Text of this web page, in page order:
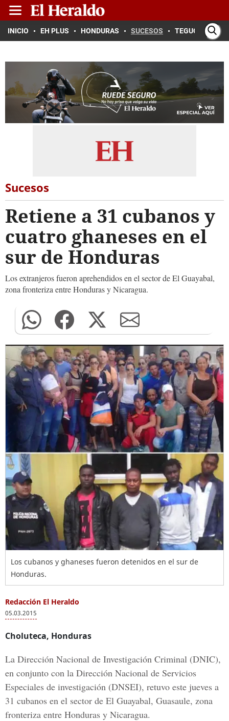
INICIO EH PLUS HONDURAS SUCESOS TEGUCIGALPA
Sucesos
Retiene a 31 cubanos y
cuatro ghaneses en el
sur de Honduras
Los extranjeros fueron aprehendidos en el sector de El Guayabal,
zona fronteriza entre Honduras y Nicaragua.
Los cubanos y ghaneses fueron detenidos en el sur de
Honduras.
Redacción El Heraldo
05.03.2015
Choluteca, Honduras
La Dirección Nacional de Investigación Criminal (DNIC),
en conjunto con la Dirección Nacional de Servicios
Especiales de investigación (DNSEI), retuvo este jueves a
31 cubanos en el sector de El Guayabal, Guasaule, zona
fronteriza entre Honduras y Nicaragua.